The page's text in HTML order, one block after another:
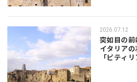
2026.07.12
突如目の前
イタリア
「ピティ